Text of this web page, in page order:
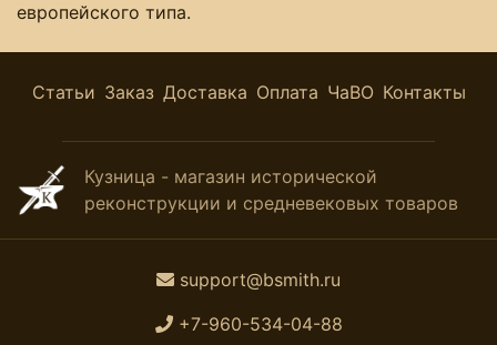
европейского типа.
Статьи Заказ Доставка Оплата ЧаВО Контакты
Кузница - магазин исторической
реконструкции и средневековых товаров
support@bsmith.ru
+7-960-534-04-88